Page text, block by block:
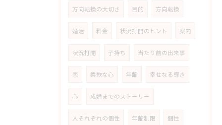
方向転換の大切さ 目的 方向転換
婚活 料金 状況打開のヒント 案内
状況打開 子持ち 当たり前の出来事
恋 柔軟な心 年齢 幸せなる導き
心 成婚までのストーリー
人それぞれの個性 年齢制限 個性